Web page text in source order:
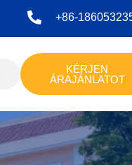
+86-
KÉRJEN
ÁRAJÁNLATOT